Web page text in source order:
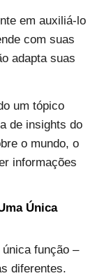
em auxiliá-lo
com suas
adapta suas
um tópico
de insights do
o mundo, o
informações
Única
função –
diferentes.